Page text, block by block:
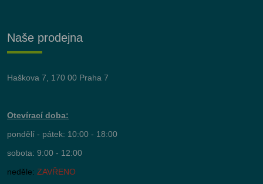
Naše prodejna
Haškova 7, 170 00 Praha 7
Otevírací doba:
pondělí - pátek: 10:00 - 18:00
sobota: 9:00 - 12:00
neděle: ZAVŘENO